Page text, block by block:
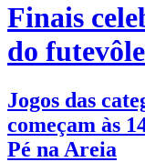
Finais
do
Jogos das
começam às
Pé na Areia